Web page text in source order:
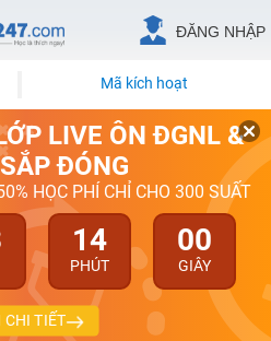
ĐĂNG NHẬP
Mã kích hoạt
LIVE ÔN ĐGNL &
ĐÓNG
HỌC PHÍ CHỈ CHO 300 SUẤT
14
PHÚT
00
GIÂY
CHI TIẾT